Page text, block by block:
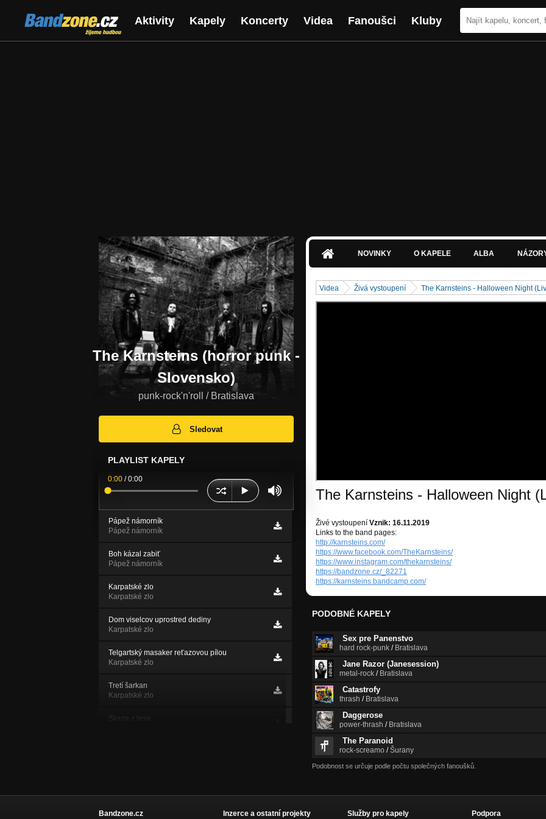
Bandzone.cz
žijeme hudbou
Aktivity Kapely Koncerty Videa Fanoušci Kluby
The Karnsteins (horror punk -
Slovensko)
punk-rock'n'roll / Bratislava
Sledovat
PLAYLIST KAPELY
0:00 /0:00
Pápež námorník
Pápež námorník
Boh kázal zabiť
Pápež námorník
Karpatské zlo
Karpatské zlo
Dom viselcov uprostred dediny
Karpatské zlo
Telgartský masaker reťazovou pílou
Karpatské zlo
Tretí šarkan
Karpatské zlo
Skaza z lesa
Karpatské zlo
NOVINKY O KAPELE ALBA
Videa Živá vystoupení The Karnsteins - Halloween Night
The Karnsteins - Halloween Night
Živé vystoupení Vznik: 16.11.2019
Links to the band pages:
http://karnsteins.com/
https://www.facebook.com/TheKarnsteins/
https://www.instagram.com/thekarnsteins/
https://bandzone.cz/_82271
https://karnsteins.bandcamp.com/
PODOBNÉ KAPELY
Sex pre Panenstvo
hard rock-punk / Bratislava
Jane Razor (Janesession)
metal-rock / Bratislava
Catastrofy
thrash / Bratislava
Daggerose
power-thrash / Bratislava
The Paranoid
rock-screamo /Šurany
Podobnost se určuje podle počtu společných fanoušků.
Bandzone.cz Inzerce a ostatní projekty Služby pro kapely Podpora